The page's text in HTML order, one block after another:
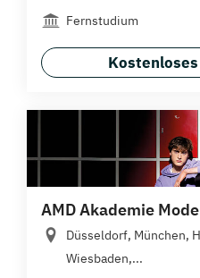
Fernstudium
AMD Akademie
Düsseldorf, München,
Wiesbaden,...